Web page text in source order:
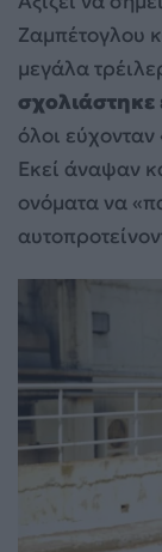
Ζαμπέτογλου
μεγάλα
σχολιάστηκε
όλοι
Εκεί άναψαν
ονόματα να